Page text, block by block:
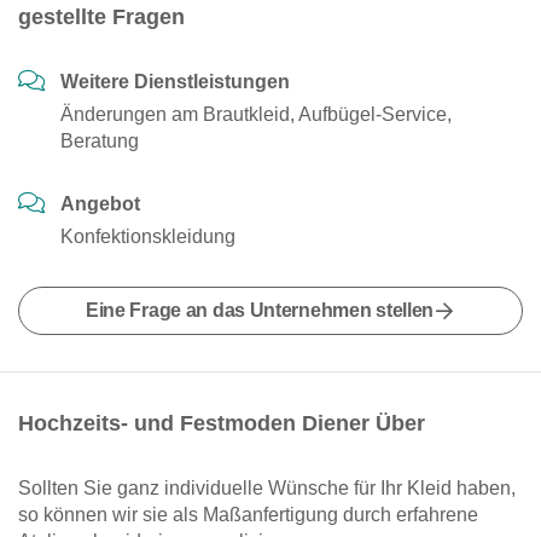
gestellte Fragen
Weitere Dienstleistungen
Änderungen am Brautkleid, Aufbügel-Service,
Beratung
Angebot
Konfektionskleidung
Eine Frage an das Unternehmen stellen
Hochzeits- und Festmoden Diener Über
Sollten Sie ganz individuelle Wünsche für Ihr Kleid haben,
so können wir sie als Maßanfertigung durch erfahrene